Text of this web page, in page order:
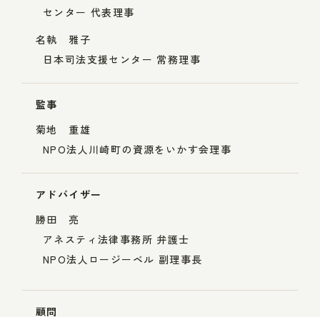
センター 代表理事
名執 雅子
日本司法支援センター 常務理事
監事
菊地 重雄
NPO法人川崎町の資源をいかす会理事
アドバイザー
勝田 亮
アネスティ法律事務所 弁護士
NPO法人ロージーベル 副理事長
顧問